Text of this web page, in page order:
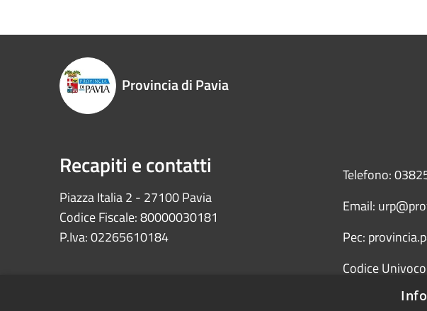
Provincia di Pavia
Recapiti e contatti
Piazza Italia 2 - 27100 Pavia
Codice Fiscale: 80000030181
P.Iva: 02265610184
Telefono:
Email:
Pec:
Codice
(Fattura PA)